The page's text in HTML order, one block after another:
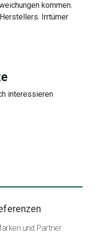
kommen.
Irrtümer
interessieren
und Partner